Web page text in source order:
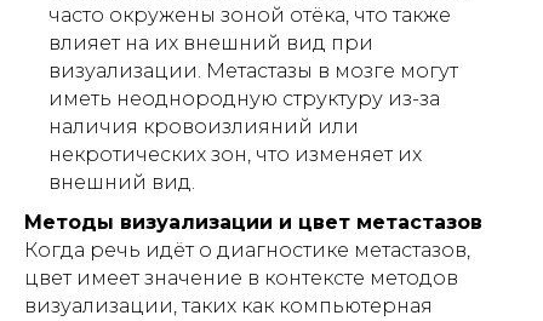
часто окружены зоной отёка, что также
влияет на их внешний вид при
визуализации. Метастазы в мозге могут
иметь неоднородную структуру из-за
наличия кровоизлияний или
некротических зон, что изменяет их
внешний вид.
Методы визуализации и цвет метастазов
Когда речь идёт о диагностике метастазов,
цвет имеет значение в контексте методов
визуализации, таких как компьютерная
7 положений
регулируются пультом -
без усилий